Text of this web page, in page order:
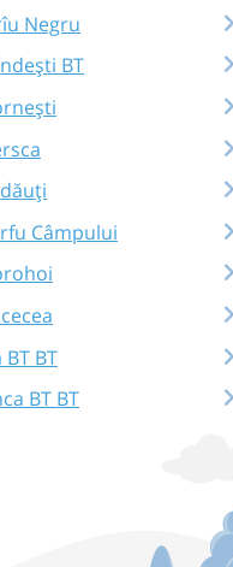
Negru
BT
Câmpului
BT
BT BT